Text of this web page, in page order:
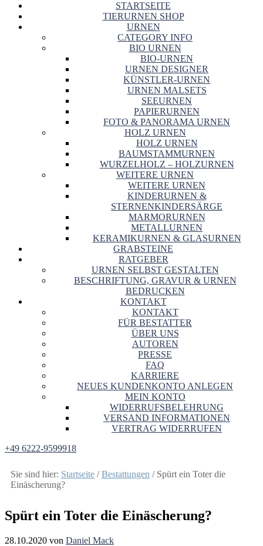
STARTSEITE
TIERURNEN SHOP
URNEN
CATEGORY INFO
BIO URNEN
BIO-URNEN
URNEN DESIGNER
KÜNSTLER-URNEN
URNEN MALSETS
SEEURNEN
PAPIERURNEN
FOTO & PANORAMA URNEN
HOLZ URNEN
HOLZ URNEN
BAUMSTAMMURNEN
WURZELHOLZ – HOLZURNEN
WEITERE URNEN
WEITERE URNEN
KINDERURNEN &
STERNENKINDERSÄRGE
MARMORURNEN
METALLURNEN
KERAMIKURNEN & GLASURNEN
GRABSTEINE
RATGEBER
URNEN SELBST GESTALTEN
BESCHRIFTUNG, GRAVUR & URNEN
BEDRUCKEN
KONTAKT
KONTAKT
FÜR BESTATTER
ÜBER UNS
AUTOREN
PRESSE
FAQ
KARRIERE
NEUES KUNDENKONTO ANLEGEN
MEIN KONTO
WIDERRUFSBELEHRUNG
VERSAND INFORMATIONEN
VERTRAG WIDERRUFEN
+49 6222-9599918
Sie sind hier: Startseite / Bestattungen /Spürt ein Toter die
Einäscherung?
Spürt ein Toter die Einäscherung?
28.10.2020 von Daniel Mack